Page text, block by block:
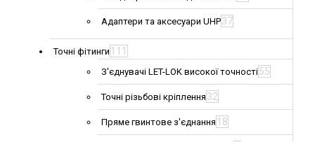
Адаптери та аксесуари UHP37
Точні фітинги 111
З'єднувачі LET-LOK високої точності55
Точні різьбові кріплення 32
Пряме гвинтове з'єднання 18